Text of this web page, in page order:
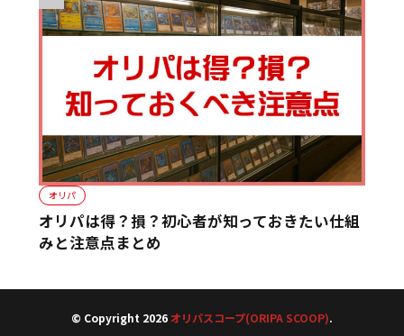
オリパ
オリパは得？損？初心者が知っておきたい仕組
みと注意点まとめ
© Copyright 2026オリパスコープ(ORIPA SCOOP).